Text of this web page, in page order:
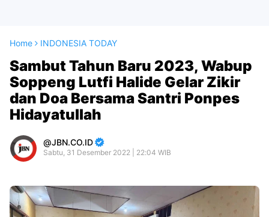
Home INDONESIA TODAY
Sambut Tahun Baru 2023, Wabup
Soppeng Lutfi Halide Gelar Zikir
dan Doa Bersama Santri Ponpes
Hidayatullah
JBN.CO.ID
Sabtu, 31 Desember 2022 | 22:04 WIB